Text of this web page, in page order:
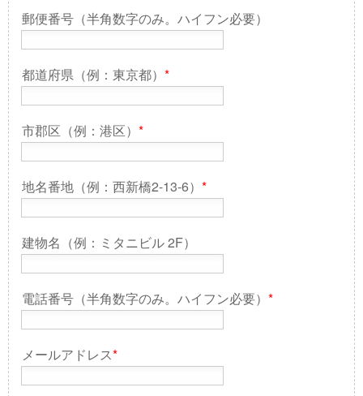
郵便番号（半角数字のみ。ハイフン必要）
都道府県（例：東京都） *
市郡区（例：港区） *
地名番地（例：西新橋2-13-6） *
建物名（例：ミタニビル 2F）
電話番号（半角数字のみ。ハイフン必要） *
メールアドレス*